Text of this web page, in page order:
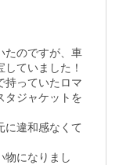
たのですが、車
ていました！
持っていたロマ
タジャケットを
に違和感なくて
物になりまし